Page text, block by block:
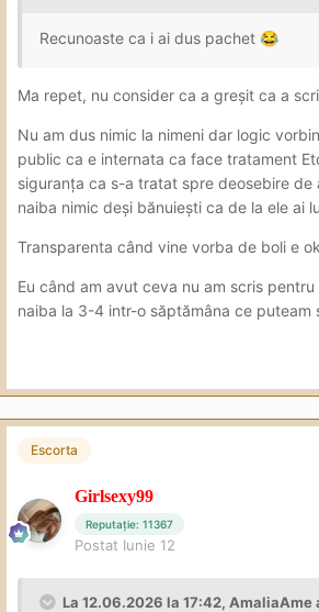
Recunoaste ca i ai dus pachet 😂
Ma repet, nu consider ca a greșit ca a
Nu am dus nimic la nimeni dar logic
public ca e internata ca face tratament
siguranța ca s-a tratat spre deosebire de
naiba nimic deși bănuiești ca de la ele ai
Transparenta când vine vorba de boli e
Eu când am avut ceva nu am scris pentru
naiba la 3-4 intr-o săptămâna ce puteam
Escorta
Girlsexy99
Reputație: 11367
Postat Iunie 12
La 12.06.2026 la 17:42, AmaliaAme